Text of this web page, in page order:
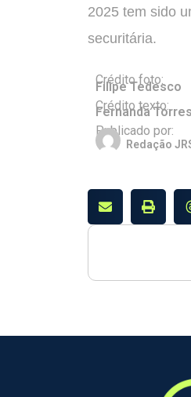
2025 tem sido
securitária.
Crédito foto:
Filipe Tedesco
Crédito texto:
Fernanda Torres
Publicado por:
Redação